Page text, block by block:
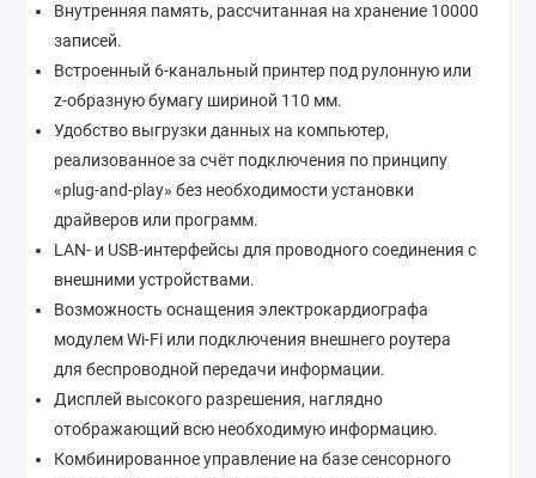
Внутренняя память, рассчитанная на хранение 10000
записей.
Встроенный 6-канальный принтер под рулонную или
z-образную бумагу шириной 110 мм.
Удобство выгрузки данных на компьютер,
реализованное за счёт подключения по принципу
«plug-and-play» без необходимости установки
драйверов или программ.
LAN- и USB-интерфейсы для проводного соединения с
внешними устройствами.
Возможность оснащения электрокардиографа
модулем Wi-Fi или подключения внешнего роутера
для беспроводной передачи информации.
Дисплей высокого разрешения, наглядно
отображающий всю необходимую информацию.
Комбинированное управление на базе сенсорного